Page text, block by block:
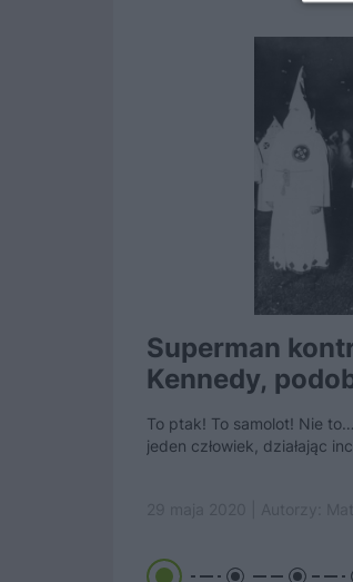
Superman
Kennedy,
superbohater,...
To ptak! To samolot! Nie
jeden człowiek, działając